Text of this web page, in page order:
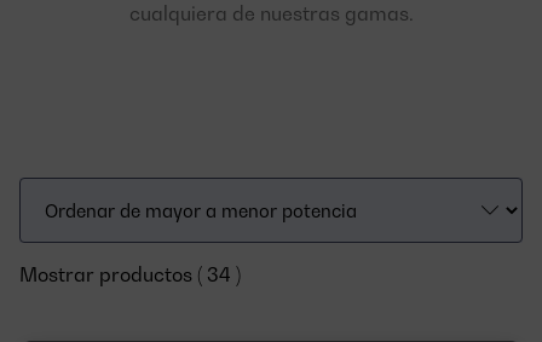
cualquiera de nuestras gamas.
Mostrar productos ( 34 )